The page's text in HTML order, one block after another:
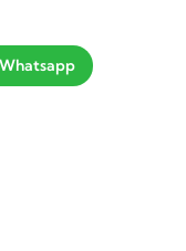
Whatsapp